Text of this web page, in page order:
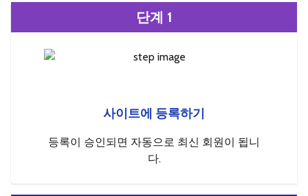
단계 1
사이트에 등록하기
등록이 승인되면 자동으로 최신 회원이 됩니
다.